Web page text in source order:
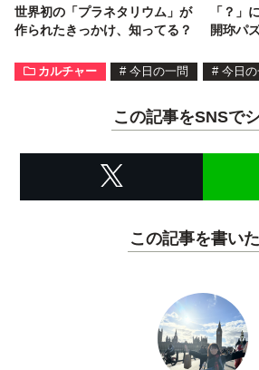
世界初の「プラネタリウム」が
作られたきっかけ、知ってる？
「？」
開珎パ
カルチャー # 今日の一問 # 今日
この記事をSNSで
この記事を書い